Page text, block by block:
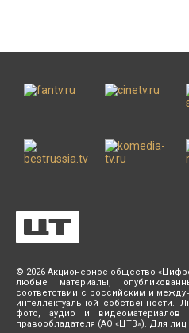
© 2026 Акционерное общество
любые материалы,
соответствии с российским и
интеллектуальной собственности.
фото, аудио и
правообладателя (АО «ЦТВ»). Для лиц